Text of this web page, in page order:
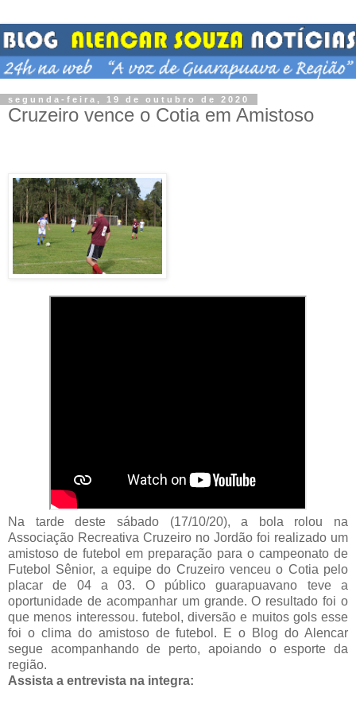
segunda-feira, 19 de outubro de 2020
Cruzeiro vence o Cotia em Amistoso
Na tarde deste sábado (17/10/20), a bola rolou na
Associação Recreativa Cruzeiro no Jordão foi realizado um
amistoso de futebol em preparação para o campeonato de
Futebol Sênior, a equipe do Cruzeiro venceu o Cotia pelo
placar de 04 a 03. O público guarapuavano teve a
oportunidade de acompanhar um grande. O resultado foi o
que menos interessou. futebol, diversão e muitos gols esse
foi o clima do amistoso de futebol. E o Blog do Alencar
segue acompanhando de perto, apoiando o esporte da
região.
Assista a entrevista na integra: